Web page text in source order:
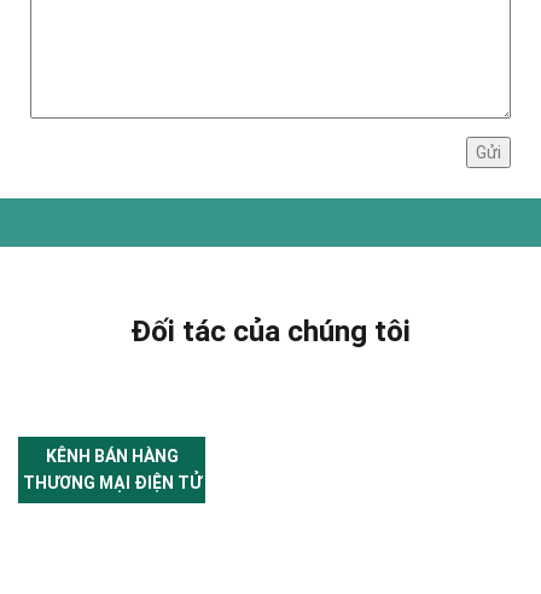
Đối tác của chúng tôi
KÊNH BÁN HÀNG
THƯƠNG MẠI ĐIỆN TỬ